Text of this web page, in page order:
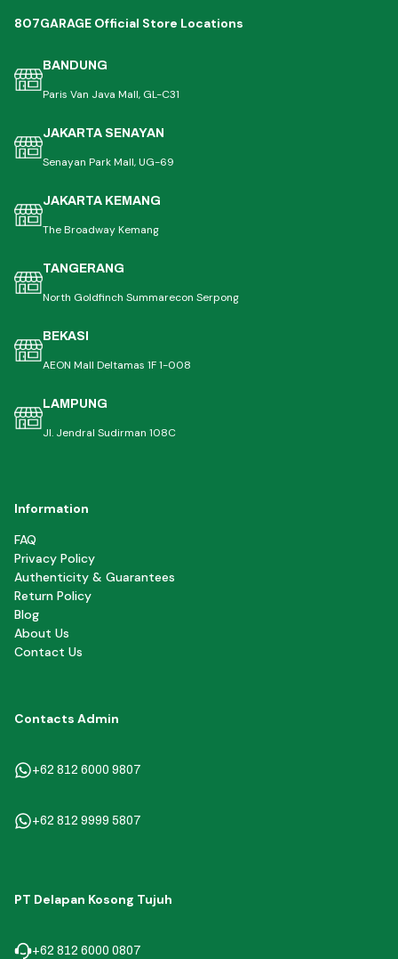
807GARAGE Official Store Locations
BANDUNG
Paris Van Java Mall, GL-C31
JAKARTA SENAYAN
Senayan Park Mall, UG-69
JAKARTA KEMANG
The Broadway Kemang
TANGERANG
North Goldfinch Summarecon Serpong
BEKASI
AEON Mall Deltamas 1F 1-008
LAMPUNG
Jl. Jendral Sudirman 108C
Information
FAQ
Privacy Policy
Authenticity & Guarantees
Return Policy
Blog
About Us
Contact Us
Contacts Admin
+62 812 6000 9807
+62 812 9999 5807
PT Delapan Kosong Tujuh
+62 812 6000 0807